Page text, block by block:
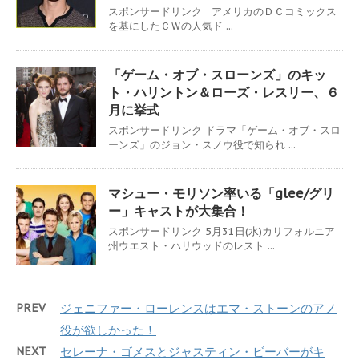
スポンサードリンク アメリカのＤＣコミックス
を基にしたＣＷの人気ド ...
「ゲーム・オブ・スローンズ」のキッ
ト・ハリントン＆ローズ・レスリー、６
月に挙式
スポンサードリンク ドラマ「ゲーム・オブ・スロ
ーンズ」のジョン・スノウ役で知られ ...
マシュー・モリソン率いる「glee/グリ
ー」キャストが大集合！
スポンサードリンク 5月31日(水)カリフォルニア
州ウエスト・ハリウッドのレスト ...
PREV
ジェニファー・ローレンスはエマ・ストーンのアノ
役が欲しかった！
NEXT
セレーナ・ゴメスとジャスティン・ビーバーがキ